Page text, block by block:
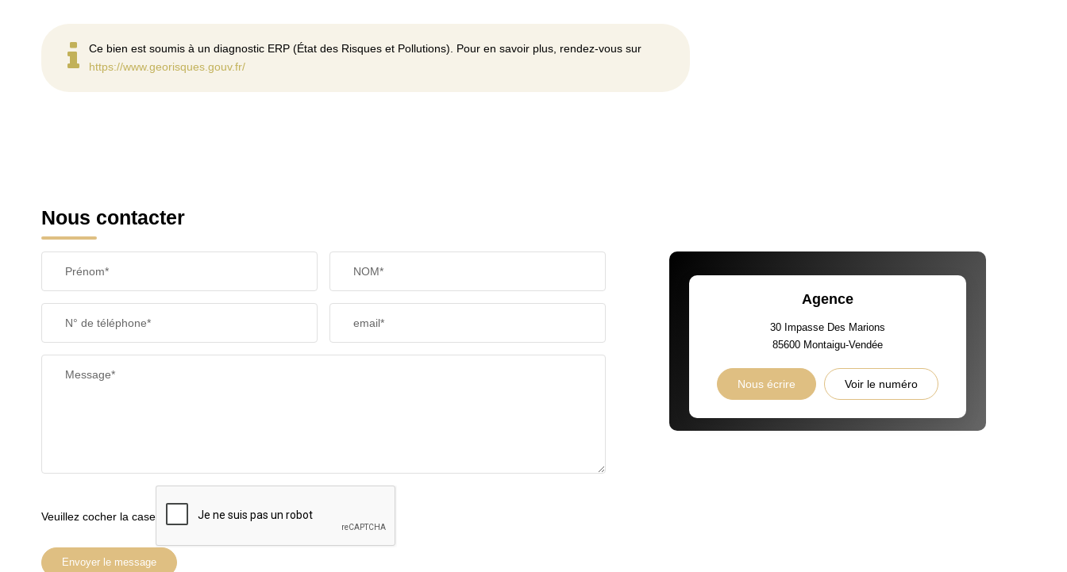
Ce bien est soumis à un diagnostic ERP (État des Risques et Pollutions). Pour en savoir plus, rendez-vous sur
https://www.georisques.gouv.fr/
Nous contacter
Prénom* NOM*
N° de téléphone* email*
Message*
Veuillez cocher la case
Envoyer le message
Agence
30 Impasse Des Marions
85600 Montaigu-Vendée
Nous écrire Voir le numéro